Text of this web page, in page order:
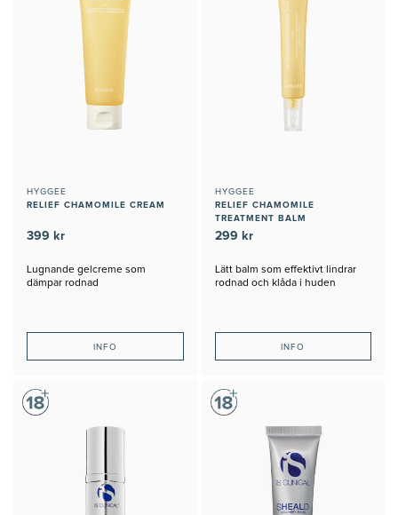
HYGGEE
RELIEF CHAMOMILE CREAM
399 kr
Lugnande gelcreme som
dämpar rodnad
INFO
HYGGEE
RELIEF CHAMOMILE
TREATMENT BALM
299 kr
Lätt balm som effektivt lindrar
rodnad och klåda i huden
INFO